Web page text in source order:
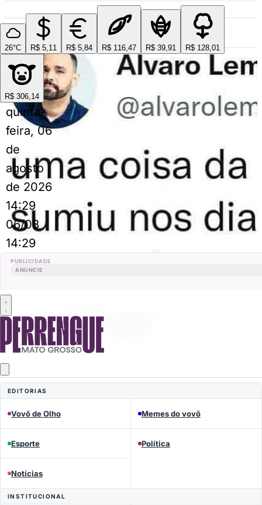
26°C R$ 5,11 R$ 5,84 R$ 116,47 R$ 39,91 R$ 128,01
R$ 306,14
quinta-
feira, 06
de
agosto
de 2026
14:29
06/08
14:29
PUBLICIDADE
ANUNCIE
EDITORIAS
Vovô de Olho Memes do vovô
Esporte Política
Notícias
INSTITUCIONAL
Perrengues relacionados
Perrengue Mato Grosso